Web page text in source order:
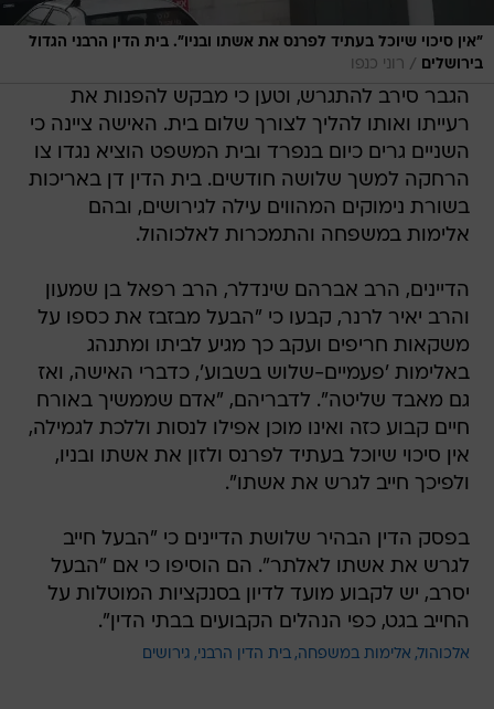
"אין סיכוי שיוכל בעתיד לפרנס את אשתו ובניו". בית הדין הרבני הגדול
בירושלים
/ רוני כנפו
הגבר סירב להתגרש, וטען כי מבקש להפנות את
רעייתו ואותו להליך לצורך שלום בית. האישה ציינה כי
השניים גרים כיום בנפרד ובית המשפט הוציא נגדו צו
הרחקה למשך שלושה חודשים. בית הדין דן באריכות
בשורת נימוקים המהווים עילה לגירושים, ובהם
אלימות במשפחה והתמכרות לאלכוהול.
הדיינים, הרב אברהם שינדלר, הרב רפאל בן שמעון
והרב יאיר לרנר, קבעו כי "הבעל מבזבז את כספו על
משקאות חריפים ועקב כך מגיע לביתו ומתנהג
באלימות 'פעמיים-שלוש בשבוע', כדברי האישה, ואז
גם מאבד שליטה". לדבריהם, "אדם שממשיך באורח
חיים קבוע כזה ואינו מוכן אפילו לנסות וללכת לגמילה,
אין סיכוי שיוכל בעתיד לפרנס ולזון את אשתו ובניו,
ולפיכך חייב לגרש את אשתו".
בפסק הדין הבהיר שלושת הדיינים כי "הבעל חייב
לגרש את אשתו לאלתר". הם הוסיפו כי אם "הבעל
יסרב, יש לקבוע מועד לדיון בסנקציות המוטלות על
החייב בגט, כפי הנהלים הקבועים בבתי הדין".
אלכוהול אלימות במשפחה בית הדין הרבני גירושים